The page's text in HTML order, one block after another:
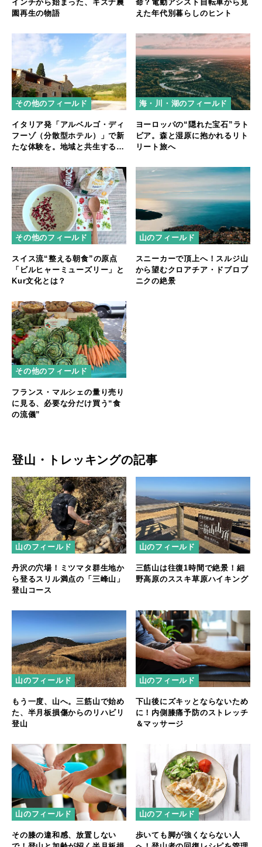
インチから始まった、キズナ農
園再生の物語
命？電動アシスト自転車から見
えた年代別暮らしのヒント
その他のフィールド
イタリア発「アルベルゴ・ディ
フーゾ（分散型ホテル）」で新
たな体験を。地域と共生する宿
海・川・湖のフィールド
ヨーロッパの“隠れた宝石”ラト
ビア。森と湿原に抱かれるリト
リート旅へ
その他のフィールド
スイス流“整える朝食”の原点
「ビルヒャーミューズリー」と
Kur文化とは？
山のフィールド
スニーカーで頂上へ！スルジ山
から望むクロアチア・ドブロブ
ニクの絶景
その他のフィールド
フランス・マルシェの量り売り
に見る、必要な分だけ買う“食
の流儀”
登山・トレッキングの記事
山のフィールド
丹沢の穴場！ミツマタ群生地か
ら登るスリル満点の「三峰山」
登山コース
山のフィールド
三筋山は往復1時間で絶景！細
野高原のススキ草原ハイキング
山のフィールド
もう一度、山へ。三筋山で始め
た、半月板損傷からのリハビリ
登山
山のフィールド
下山後にズキッとならないため
に！内側膝痛予防のストレッチ
＆マッサージ
山のフィールド
その膝の違和感、放置しない
山のフィールド
歩いても脚が強くならない人